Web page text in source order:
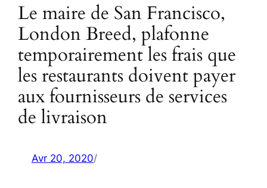
Le maire de San Francisco,
London Breed, plafonne
temporairement les frais que
les restaurants doivent payer
aux fournisseurs de services
de livraison
Avr 20, 2020/